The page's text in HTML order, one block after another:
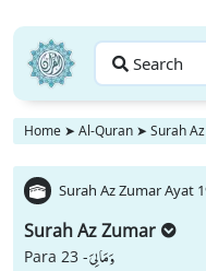
Search
Home ➤ Al-Quran ➤ Surah
Surah Az Zumar Ayat
Surah Az Zumar
Para 23 -وَ مَا لِیَ